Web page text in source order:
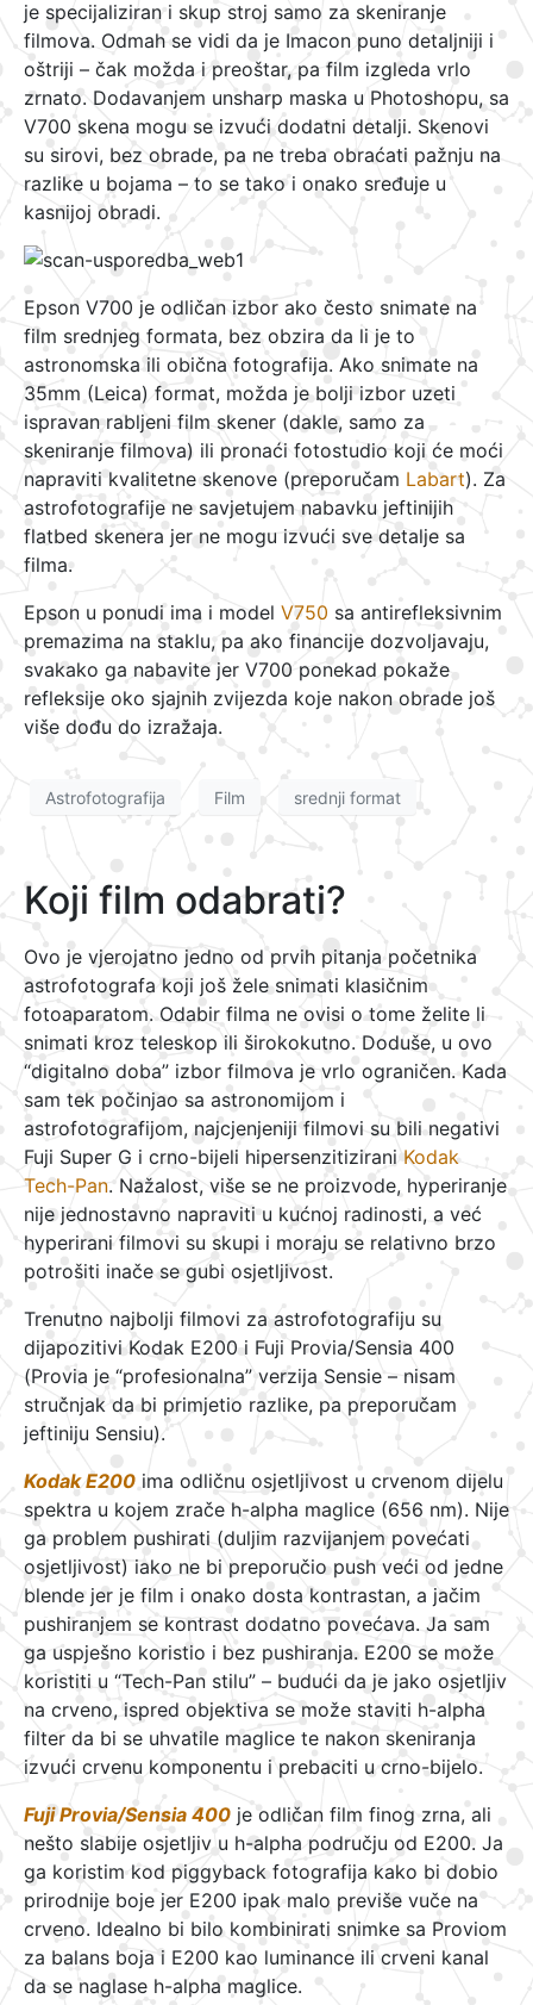
je specijaliziran i skup stroj samo za skeniranje
filmova. Odmah se vidi da je Imacon puno detaljniji i
oštriji – čak možda i preoštar, pa film izgleda vrlo
zrnato. Dodavanjem unsharp maska u Photoshopu, sa
V700 skena mogu se izvući dodatni detalji. Skenovi
su sirovi, bez obrade, pa ne treba obraćati pažnju na
razlike u bojama – to se tako i onako sređuje u
kasnijoj obradi.
Epson V700 je odličan izbor ako često snimate na
film srednjeg formata, bez obzira da li je to
astronomska ili obična fotografija. Ako snimate na
35mm (Leica) format, možda je bolji izbor uzeti
ispravan rabljeni film skener (dakle, samo za
skeniranje filmova) ili pronaći fotostudio koji će moći
napraviti kvalitetne skenove (preporučam Labart). Za
astrofotografije ne savjetujem nabavku jeftinijih
flatbed skenera jer ne mogu izvući sve detalje sa
filma.
Epson u ponudi ima i model V750 sa antirefleksivnim
premazima na staklu, pa ako financije dozvoljavaju,
svakako ga nabavite jer V700 ponekad pokaže
refleksije oko sjajnih zvijezda koje nakon obrade još
više dođu do izražaja.
Astrofotografija Film srednji format
Koji film odabrati?
Ovo je vjerojatno jedno od prvih pitanja početnika
astrofotografa koji još žele snimati klasičnim
fotoaparatom. Odabir filma ne ovisi o tome želite li
snimati kroz teleskop ili širokokutno. Doduše, u ovo
“digitalno doba” izbor filmova je vrlo ograničen. Kada
sam tek počinjao sa astronomijom i
astrofotografijom, najcjenjeniji filmovi su bili negativi
Fuji Super G i crno-bijeli hipersenzitizirani Kodak
Tech-Pan. Nažalost, više se ne proizvode, hyperiranje
nije jednostavno napraviti u kućnoj radinosti, a već
hyperirani filmovi su skupi i moraju se relativno brzo
potrošiti inače se gubi osjetljivost.
Trenutno najbolji filmovi za astrofotografiju su
dijapozitivi Kodak E200 i Fuji Provia/Sensia 400
(Provia je “profesionalna” verzija Sensie – nisam
stručnjak da bi primjetio razlike, pa preporučam
jeftiniju Sensiu).
Kodak E200 ima odličnu osjetljivost u crvenom dijelu
spektra u kojem zrače h-alpha maglice (656 nm). Nije
ga problem pushirati (duljim razvijanjem povećati
osjetljivost) iako ne bi preporučio push veći od jedne
blende jer je film i onako dosta kontrastan, a jačim
pushiranjem se kontrast dodatno povećava. Ja sam
ga uspješno koristio i bez pushiranja. E200 se može
koristiti u “Tech-Pan stilu” – budući da je jako osjetljiv
na crveno, ispred objektiva se može staviti h-alpha
filter da bi se uhvatile maglice te nakon skeniranja
izvući crvenu komponentu i prebaciti u crno-bijelo.
Fuji Provia/Sensia 400 je odličan film finog zrna, ali
nešto slabije osjetljiv u h-alpha području od E200. Ja
ga koristim kod piggyback fotografija kako bi dobio
prirodnije boje jer E200 ipak malo previše vuče na
crveno. Idealno bi bilo kombinirati snimke sa Proviom
za balans boja i E200 kao luminance ili crveni kanal
da se naglase h-alpha maglice.